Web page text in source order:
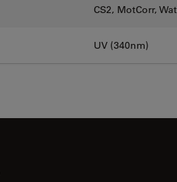
CS2, MotCorr,
UV (340nm)